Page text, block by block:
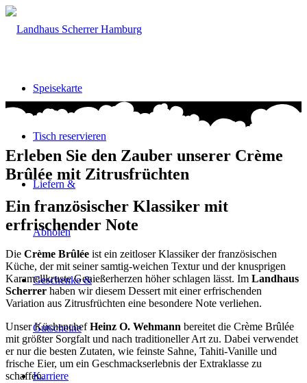
Speisekarte
Tisch reservieren
Liefern &
Abholen
Geschenke &
Gutscheine
Karriere
Erleben Sie den Zauber unserer Crème
Brûlée mit Zitrusfrüchten
Ein französischer Klassiker mit
erfrischender Note
Die Crème Brûlée ist ein zeitloser Klassiker der französischen
Küche, der mit seiner samtig-weichen Textur und der knusprigen
Karamellkruste Genießerherzen höher schlagen lässt. Im Landhaus
Scherrer haben wir diesem Dessert mit einer erfrischenden
Variation aus Zitrusfrüchten eine besondere Note verliehen.
Unser KüchenchefHeinz O. Wehmann bereitet die Crème Brûlée
mit größter Sorgfalt und nach traditioneller Art zu. Dabei verwendet
er nur die besten Zutaten, wie feinste Sahne, Tahiti-Vanille und
frische Eier, um ein Geschmackserlebnis der Extraklasse zu
schaffen.